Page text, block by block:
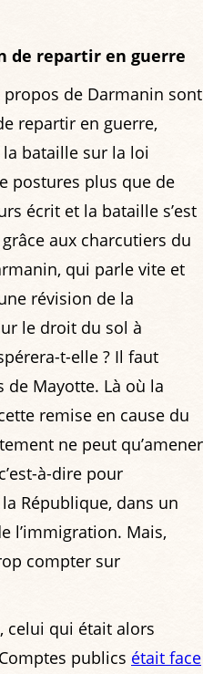
de repartir en guerre
propos de Darmanin sont
repartir en guerre,
bataille sur la loi
postures plus que de
écrit et la bataille s’est
aux charcutiers du
qui parle vite et
révision de la
le droit du sol à
t-elle ? Il faut
de Mayotte. Là où la
remise en cause du
ne peut qu’amener
à-dire pour
République, dans un
l’immigration. Mais,
compter sur
celui qui était alors
publics était face